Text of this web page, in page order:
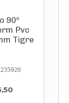
90º
Pvc
Tigre